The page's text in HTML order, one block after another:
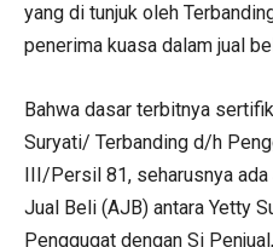
yang di tunjuk oleh
penerima kuasa dalam jual
Bahwa dasar terbitnya
Suryati/ Terbanding d/h
III/Persil 81, seharusnya
Jual Beli (AJB) antara Yetty
Penggugat dengan Si